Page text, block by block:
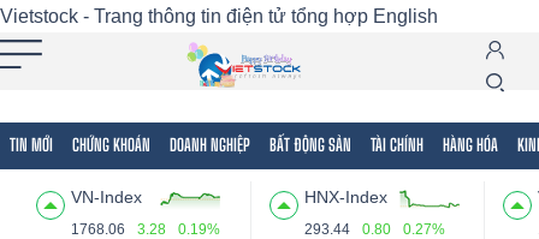
Vietstock - Trang thông tin điện tử tổng hợp English
TIN MỚI CHỨNG KHOÁN DOANH NGHIỆP BẤT ĐỘNG SẢN TÀI CHÍNH HÀNG HÓA
VN-Index
1768.06 3.28 0.19%
HNX-Index
293.44 0.80 0.27%
Tất cả Tính năng Ngành Mã chứng khoán
Tính